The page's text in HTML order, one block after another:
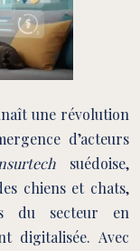
une révolution
d’acteurs
suédoise,
chiens et chats,
du secteur en
digitalisée. Avec